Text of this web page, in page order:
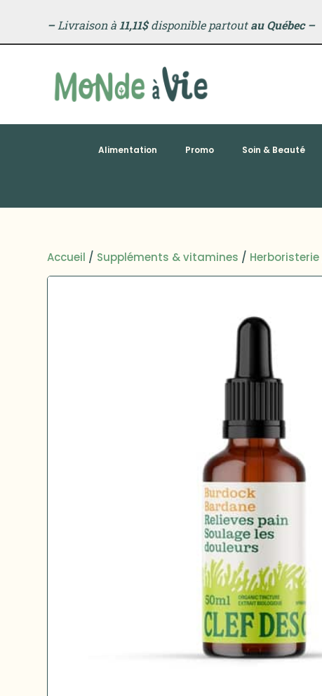
–Livraison à 11,11$disponible partoutau Québec –
Alimentation Promo Soin & Beauté
Accueil / Suppléments & vitamines / Herboristerie